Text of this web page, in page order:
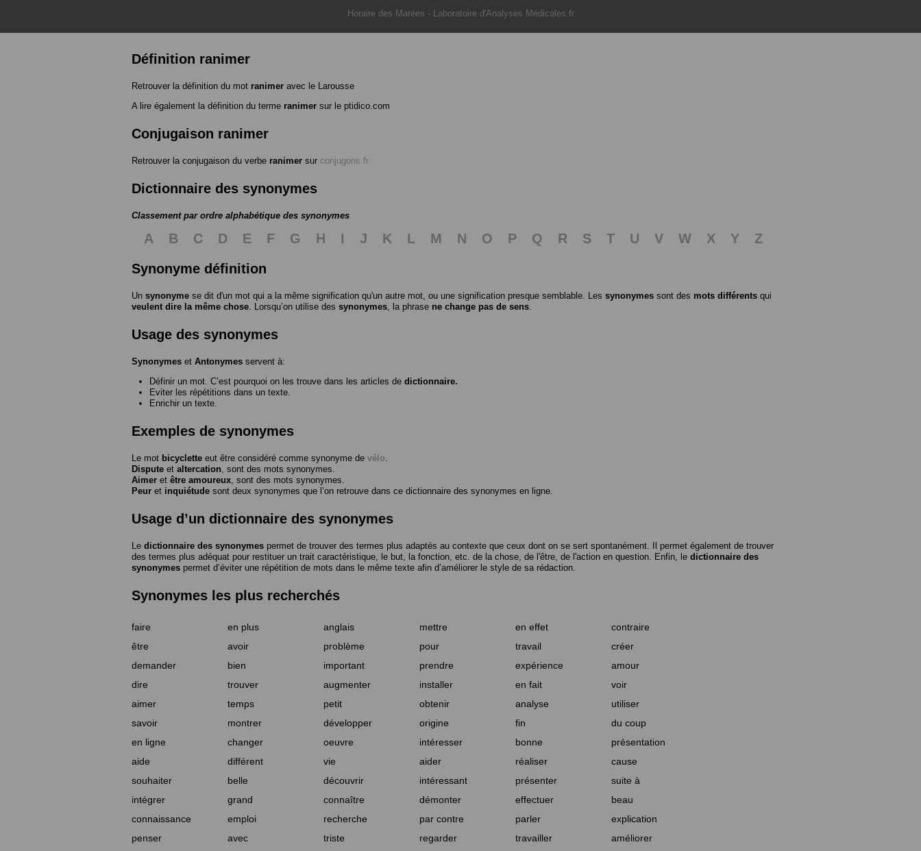
Horaire des Marées - Laboratoire d'Analyses Médicales.fr
Définition ranimer
Retrouver la définition du mot ranimer avec le Larousse
A lire également la définition du terme ranimer sur le ptidico.com
Conjugaison ranimer
Retrouver la conjugaison du verbe ranimer sur conjugons.fr
Dictionnaire des synonymes
Classement par ordre alphabétique des synonymes
A B C D E F G H I J K L M N O P Q R S T U V W X Y
Z
Synonyme définition
Un synonyme se dit d'un mot qui a la même signification qu'un autre mot, ou une signification presque semblable. Les synonymes sont des mots différents qui
veulent dire la même chose. Lorsqu’on utilise des synonymes, la phrase ne change pas de sens.
Usage des synonymes
Synonymes et Antonymes servent à:
Définir un mot. C’est pourquoi on les trouve dans les articles de dictionnaire.
Eviter les répétitions dans un texte.
Enrichir un texte.
Exemples de synonymes
Le mot bicyclette eut être considéré comme synonyme de vélo.
Dispute et altercation, sont des mots synonymes.
Aimer et être amoureux, sont des mots synonymes.
Peur et inquiétude sont deux synonymes que l’on retrouve dans ce dictionnaire des synonymes en ligne.
Usage d’un dictionnaire des synonymes
Le dictionnaire des synonymes permet de trouver des termes plus adaptés au contexte que ceux dont on se sert spontanément. Il permet également de trouver
des termes plus adéquat pour restituer un trait caractéristique, le but, la fonction, etc. de la chose, de l'être, de l'action en question. Enfin, le dictionnaire des
synonymes permet d’éviter une répétition de mots dans le même texte afin d’améliorer le style de sa rédaction.
Synonymes les plus recherchés
faire en plus anglais mettre en effet
contraire
être
avoir problème pour travail
créer
demander
bien important prendre expérience
amour
dire
trouver augmenter installer en fait
voir
aimer
temps petit obtenir analyse
utiliser
savoir
montrer développer origine fin
du coup
en ligne
changer oeuvre intéresser bonne
présentation
aide
différent vie aider réaliser
cause
souhaiter
belle découvrir intéressant présenter
suite à
intégrer
grand connaître démonter effectuer
beau
connaissance
emploi recherche par contre parler
explication
penser
avec triste regarder travailler améliorer